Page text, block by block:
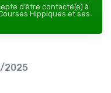
d’être contacté(e) à
Hippiques et ses
2025